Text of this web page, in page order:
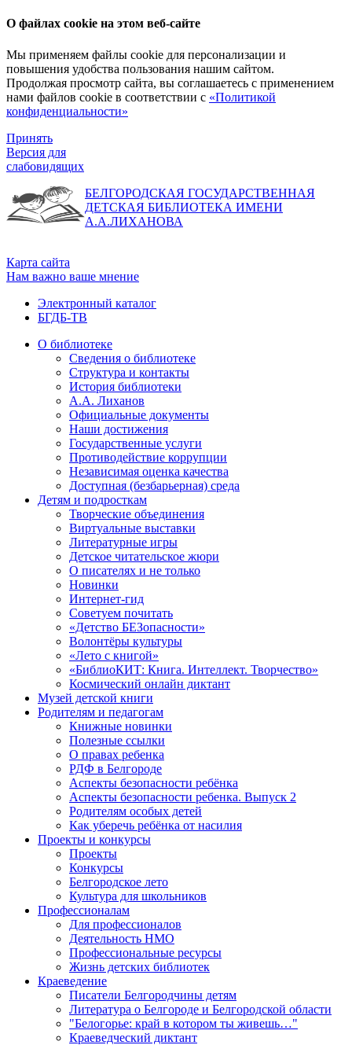
О файлах cookie на этом веб-сайте
Мы применяем файлы cookie для персонализации и
повышения удобства пользования нашим сайтом.
Продолжая просмотр сайта, вы соглашаетесь с применением
нами файлов cookie в соответствии с «Политикой
конфиденциальности»
Принять
Версия для
слабовидящих
БЕЛГОРОДСКАЯ ГОСУДАРСТВЕННАЯ
ДЕТСКАЯ БИБЛИОТЕКА ИМЕНИ
А.А.ЛИХАНОВА
Карта сайта
Нам важно ваше мнение
Электронный каталог
БГДБ-ТВ
О библиотеке
Сведения о библиотеке
Структура и контакты
История библиотеки
А.А. Лиханов
Официальные документы
Наши достижения
Государственные услуги
Противодействие коррупции
Независимая оценка качества
Доступная (безбарьерная) среда
Детям и подросткам
Творческие объединения
Виртуальные выставки
Литературные игры
Детское читательское жюри
О писателях и не только
Новинки
Интернет-гид
Советуем почитать
«Детство БЕЗопасности»
Волонтёры культуры
«Лето с книгой»
«БиблиоКИТ: Книга. Интеллект. Творчество»
Космический онлайн диктант
Музей детской книги
Родителям и педагогам
Книжные новинки
Полезные ссылки
О правах ребенка
РДФ в Белгороде
Аспекты безопасности ребёнка
Аспекты безопасности ребенка. Выпуск 2
Родителям особых детей
Как уберечь ребёнка от насилия
Проекты и конкурсы
Проекты
Конкурсы
Белгородское лето
Культура для школьников
Профессионалам
Для профессионалов
Деятельность НМО
Профессиональные ресурсы
Жизнь детских библиотек
Краеведение
Писатели Белгородчины детям
Литература о Белгороде и Белгородской области
"Белогорье: край в котором ты живешь…"
Краеведческий диктант